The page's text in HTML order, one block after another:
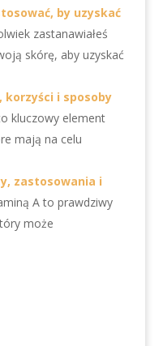
by uzyskać
zastanawiałeś
skórę, aby uzyskać
i sposoby
kluczowy element
mają na celu
zastosowania i
A to prawdziwy
może